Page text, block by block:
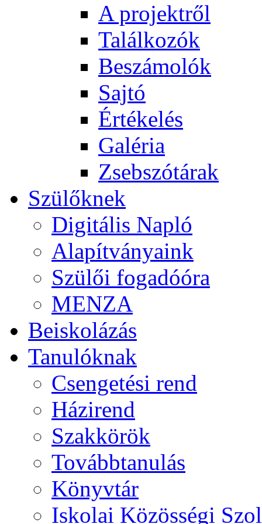
A projektről
Találkozók
Beszámolók
Sajtó
Értékelés
Galéria
Zsebszótárak
Szülőknek
Digitális Napló
Alapítványaink
Szülői fogadóóra
MENZA
Beiskolázás
Tanulóknak
Csengetési rend
Házirend
Szakkörök
Továbbtanulás
Könyvtár
Iskolai Közösségi